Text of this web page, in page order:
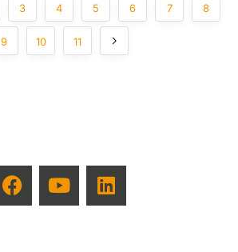
3 4 5 6 7 8
9 10 11